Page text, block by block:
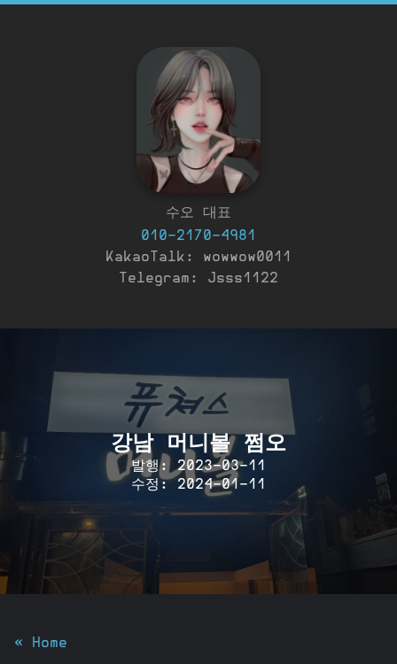
수오 대표
010-2170-4981
KakaoTalk: wowwow0011
Telegram: Jsss1122
강남 머니볼 쩜오
발행: 2023-03-11
수정: 2024-01-11
« Home